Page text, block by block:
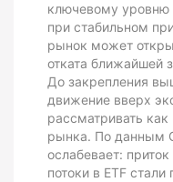
ключевому уровню
при стабильном
рынок может
отката ближайшей
До закрепления
движение вверх
рассматривать
рынка. По данным
ослабевает:
потоки в ETF